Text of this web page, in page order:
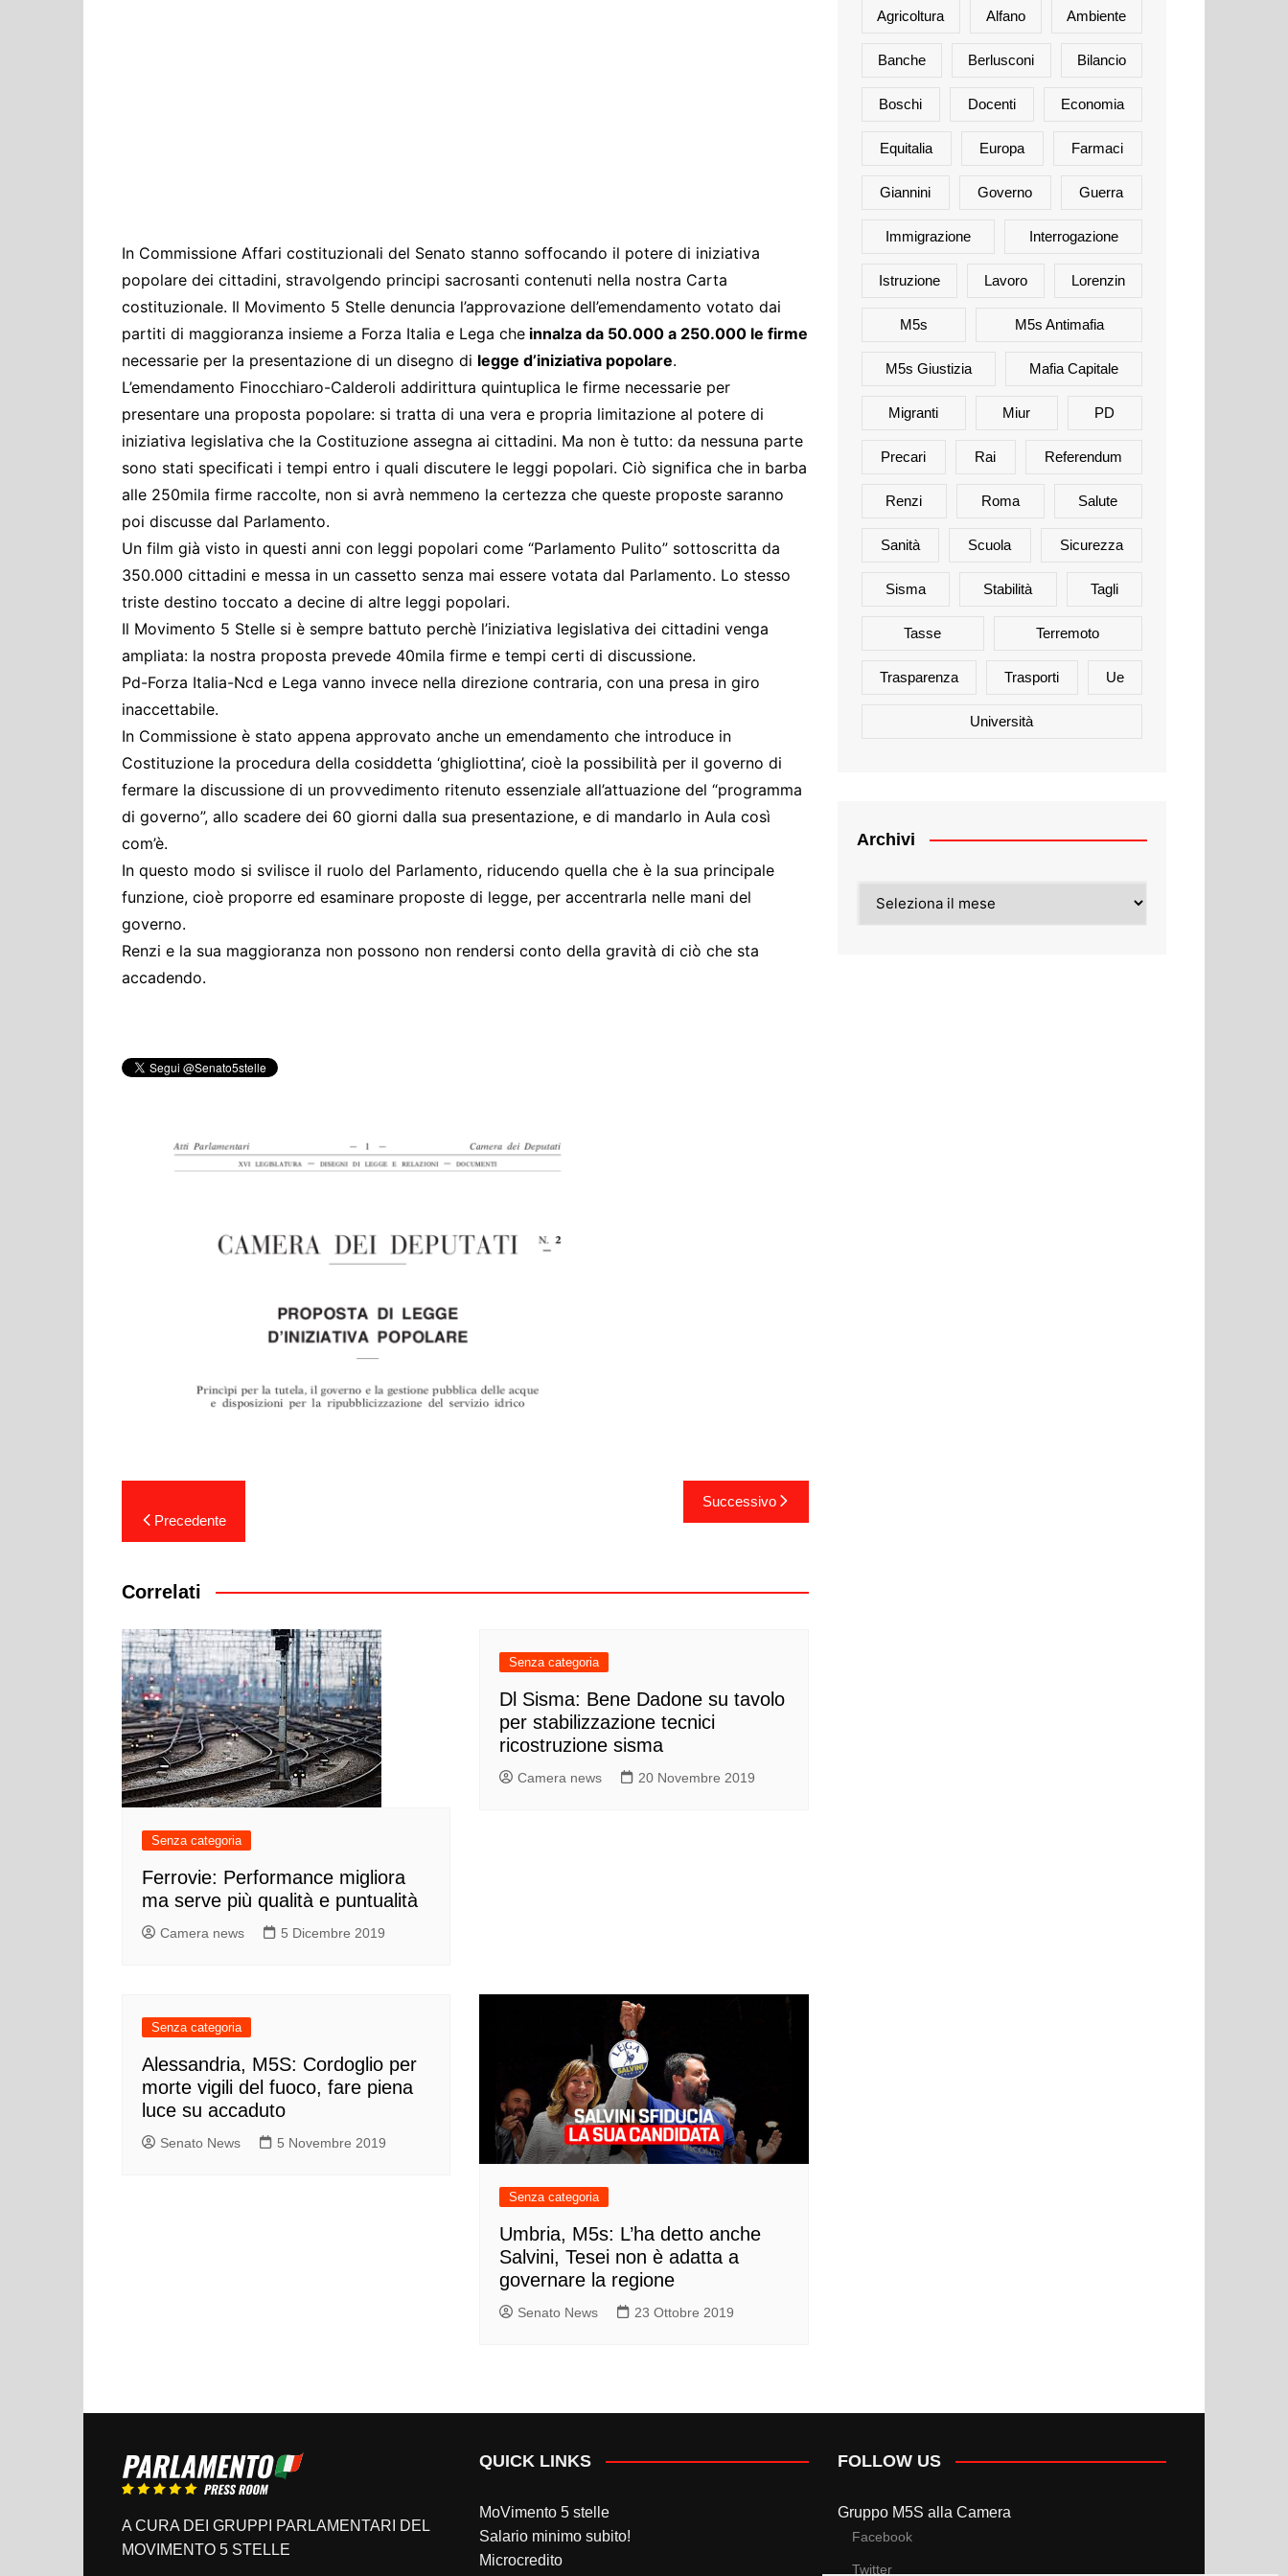
Rifiuti
In Commissione Affari costituzionali del Senato stanno soffocando il potere di iniziativa
popolare dei cittadini, stravolgendo principi sacrosanti contenuti nella nostra Carta
costituzionale. Il Movimento 5 Stelle denuncia l’approvazione dell’emendamento votato dai
partiti di maggioranza insieme a Forza Italia e Lega che innalza da 50.000 a 250.000 le firme
necessarie per la presentazione di un disegno di legge d’iniziativa popolare.
L’emendamento Finocchiaro-Calderoli addirittura quintuplica le firme necessarie per
presentare una proposta popolare: si tratta di una vera e propria limitazione al potere di
iniziativa legislativa che la Costituzione assegna ai cittadini. Ma non è tutto: da nessuna parte
sono stati specificati i tempi entro i quali discutere le leggi popolari. Ciò significa che in barba
alle 250mila firme raccolte, non si avrà nemmeno la certezza che queste proposte saranno
poi discusse dal Parlamento.
Un film già visto in questi anni con leggi popolari come “Parlamento Pulito” sottoscritta da
350.000 cittadini e messa in un cassetto senza mai essere votata dal Parlamento. Lo stesso
triste destino toccato a decine di altre leggi popolari.
Il Movimento 5 Stelle si è sempre battuto perchè l’iniziativa legislativa dei cittadini venga
ampliata: la nostra proposta prevede 40mila firme e tempi certi di discussione.
Pd-Forza Italia-Ncd e Lega vanno invece nella direzione contraria, con una presa in giro
inaccettabile.
In Commissione è stato appena approvato anche un emendamento che introduce in
Costituzione la procedura della cosiddetta ‘ghigliottina’, cioè la possibilità per il governo di
fermare la discussione di un provvedimento ritenuto essenziale all’attuazione del “programma
di governo”, allo scadere dei 60 giorni dalla sua presentazione, e di mandarlo in Aula così
com’è.
In questo modo si svilisce il ruolo del Parlamento, riducendo quella che è la sua principale
funzione, cioè proporre ed esaminare proposte di legge, per accentrarla nelle mani del
governo.
Renzi e la sua maggioranza non possono non rendersi conto della gravità di ciò che sta
accadendo.
articoli
Precedente
Successivo
Correlati
Senza categoria
Ferrovie: Performance migliora
ma serve più qualità e puntualità
Camera news 5 Dicembre 2019
Senza categoria
Dl Sisma: Bene Dadone su tavolo
per stabilizzazione tecnici
ricostruzione sisma
Camera news 20 Novembre 2019
Senza categoria
Alessandria, M5S: Cordoglio per
morte vigili del fuoco, fare piena
luce su accaduto
Senato News 5 Novembre 2019
Senza categoria
Umbria, M5s: L’ha detto anche
Salvini, Tesei non è adatta a
governare la regione
Senato News 23 Ottobre 2019
Agricoltura Alfano Ambiente
Banche Berlusconi Bilancio
Boschi Docenti Economia
Equitalia Europa Farmaci
Giannini Governo Guerra
Immigrazione Interrogazione
Istruzione Lavoro Lorenzin
M5s M5s Antimafia
M5s Giustizia Mafia Capitale
Migranti Miur PD
Precari Rai Referendum
Renzi Roma Salute
Sanità Scuola Sicurezza
Sisma Stabilità Tagli
Tasse Terremoto
Trasparenza Trasporti Ue
Università
Archivi
A CURA DEI GRUPPI PARLAMENTARI DEL
MOVIMENTO 5 STELLE
QUICK LINKS
MoVimento 5 stelle
Salario minimo subito!
Microcredito
FOLLOW US
Gruppo M5S alla Camera
Facebook
Twitter